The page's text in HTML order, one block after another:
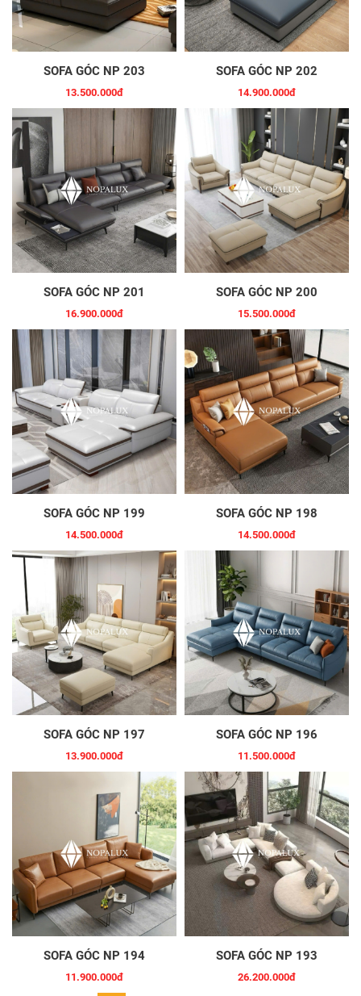
SOFA GÓC NP 203
13.500.000đ
SOFA GÓC NP 202
14.900.000đ
SOFA GÓC NP 201
16.900.000đ
SOFA GÓC NP 200
15.500.000đ
SOFA GÓC NP 199
14.500.000đ
SOFA GÓC NP 198
14.500.000đ
SOFA GÓC NP 197
13.900.000đ
SOFA GÓC NP 196
11.500.000đ
SOFA GÓC NP 194
11.900.000đ
SOFA GÓC NP 193
26.200.000đ